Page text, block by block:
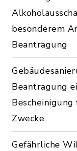
besonderem
Beantragung
Beantragung
Zwecke
Gefährliche